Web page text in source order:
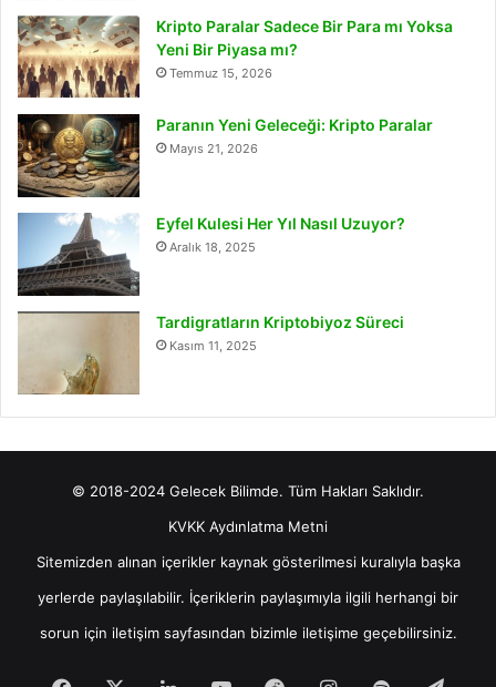
Kripto Paralar Sadece Bir Para mı Yoksa
Yeni Bir Piyasa mı?
Temmuz 15, 2026
Paranın Yeni Geleceği: Kripto Paralar
Mayıs 21, 2026
Eyfel Kulesi Her Yıl Nasıl Uzuyor?
Aralık 18, 2025
Tardigratların Kriptobiyoz Süreci
Kasım 11, 2025
© 2018-2024 Gelecek Bilimde. Tüm Hakları Saklıdır.
KVKK Aydınlatma Metni
Sitemizden alınan içerikler kaynak gösterilmesi kuralıyla başka
yerlerde paylaşılabilir. İçeriklerin paylaşımıyla ilgili herhangi bir
sorun için iletişimsayfasından bizimle iletişime geçebilirsiniz.